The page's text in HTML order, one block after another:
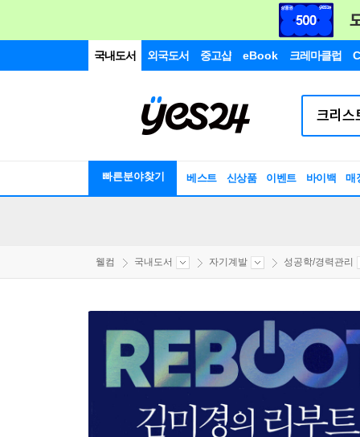
국내도서 외국도서 중고샵 eBook 크레마클럽
빠른분야찾기 베스트 신상품 이벤트 바이백 매
웰컴 국내도서 자기계발 성공학/경력관리